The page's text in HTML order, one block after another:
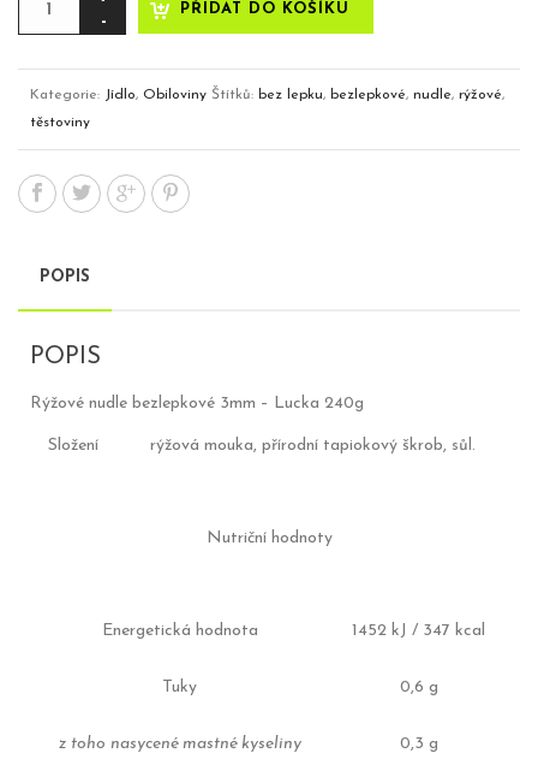
PŘIDAT DO KOŠÍKU
Kategorie: Jídlo, Obiloviny Štítků: bez lepku, bezlepkové, nudle, rýžové,
těstoviny
POPIS
POPIS
Rýžové nudle bezlepkové 3mm – Lucka 240g
Složení rýžová mouka, přírodní tapiokový škrob, sůl.
Nutriční hodnoty
Energetická hodnota 1452 kJ / 347 kcal
Tuky 0,6 g
z toho nasycené mastné kyseliny 0,3 g